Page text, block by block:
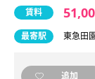
賃料
最寄駅 東急田
追加